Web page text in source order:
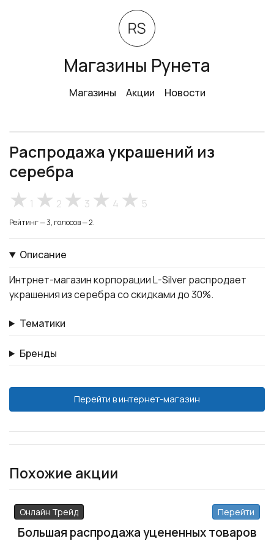
Магазины Рунета
Магазины Акции Новости
Распродажа украшений из
серебра
1 2 3 4 5
Рейтинг — 3, голосов — 2.
Описание
Интрнет-магазин корпорации L-Silver распродает
украшения из серебра со скидками до 30%.
Тематики
Бренды
Перейти в интернет-магазин
Похожие акции
Онлайн Трейд Перейти
Большая распродажа уцененных товаров